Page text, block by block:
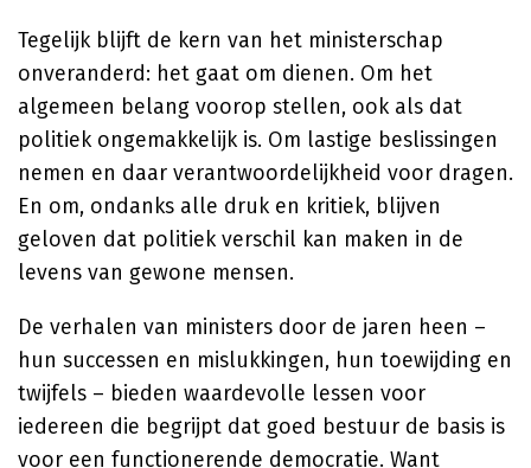
Tegelijk blijft de kern van het ministerschap
onveranderd: het gaat om dienen. Om het
algemeen belang voorop stellen, ook als dat
politiek ongemakkelijk is. Om lastige beslissingen
nemen en daar verantwoordelijkheid voor dragen.
En om, ondanks alle druk en kritiek, blijven
geloven dat politiek verschil kan maken in de
levens van gewone mensen.
De verhalen van ministers door de jaren heen –
hun successen en mislukkingen, hun toewijding en
twijfels – bieden waardevolle lessen voor
iedereen die begrijpt dat goed bestuur de basis is
voor een functionerende democratie. Want